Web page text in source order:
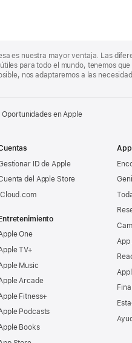
es nuestra mayor ventaja. Las
para todo el mundo, tenemos
nos adaptaremos a las
Oportunidades en Apple
ID de Apple
del Apple Store
One
TV+
Music
Arcade
Fitness+
Podcasts
Books
App